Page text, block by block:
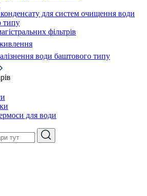
для систем очищення води
типу
фільтрів
води баштового типу
для води